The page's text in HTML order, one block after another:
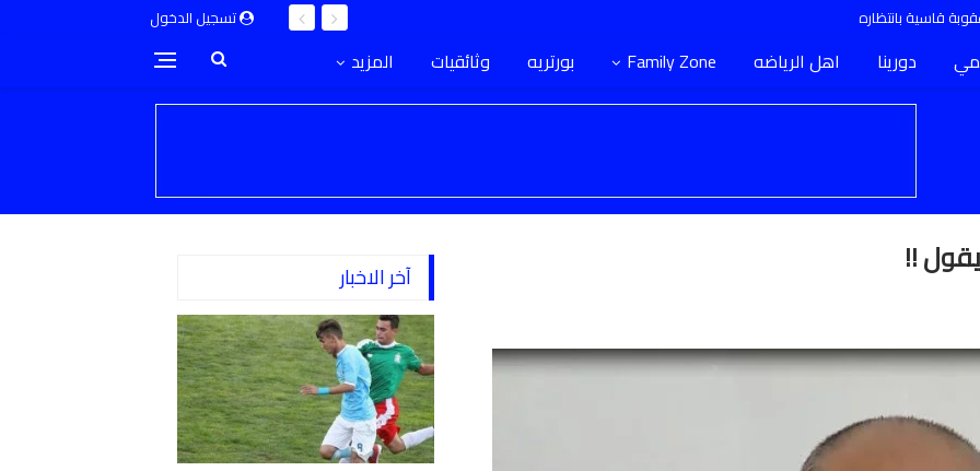
تسجيل الدخول قاسية بانتظاره
دورينا اهل الرياضه Family Zone بورتريه وثائقيات المزيد
!! آخر الاخبار